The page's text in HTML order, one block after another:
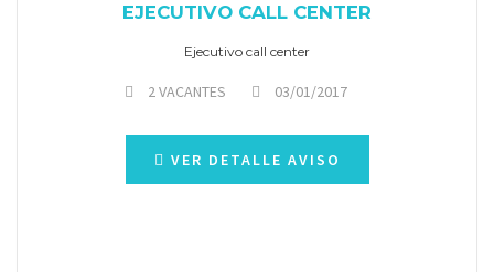
EJECUTIVO CALL CENTER
Ejecutivo call center
2 VACANTES 03/01/2017
VER DETALLE AVISO